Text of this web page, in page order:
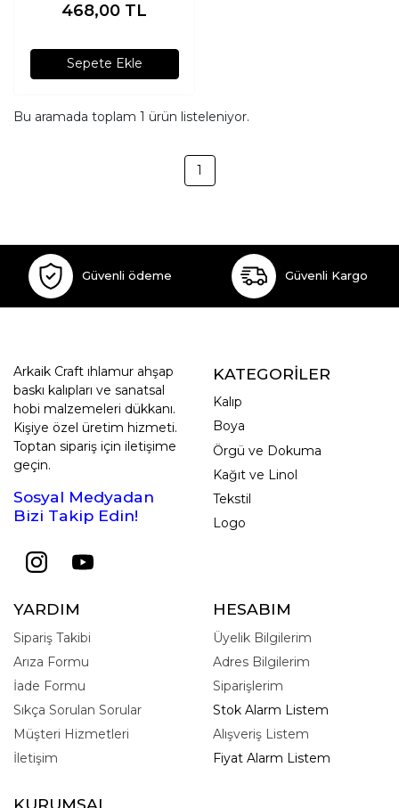
468,00 TL
Sepete Ekle
Bu aramada toplam 1 ürün listeleniyor.
1
Güvenli ödeme Güvenli Kargo
Arkaik Craft ıhlamur ahşap
baskı kalıpları ve sanatsal
hobi malzemeleri dükkanı.
Kişiye özel üretim hizmeti.
Toptan sipariş için iletişime
geçin.
Sosyal Medyadan
Bizi Takip Edin!
KATEGORİLER
Kalıp
Boya
Örgü ve Dokuma
Kağıt ve Linol
Tekstil
Logo
YARDIM
Sipariş Takibi
Arıza Formu
İade Formu
Sıkça Sorulan Sorular
Müşteri Hizmetleri
İletişim
HESABIM
Üyelik Bilgilerim
Adres Bilgilerim
Siparişlerim
Stok Alarm Listem
Alışveriş Listem
Fiyat Alarm Listem
KURUMSAL